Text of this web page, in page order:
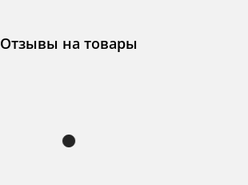
Отзывы на товары